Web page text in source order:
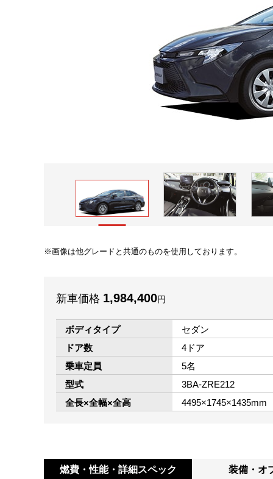
画像は他グレードと共通のものを使用しております。
新車価格 1,984,400円
ボディタイプ
セダン
ドア数
4ドア
乗車定員
5名
型式
3BA-ZRE212
全長×全幅×全高
4495×1745×1435mm
燃費・性能・ 詳細スペック 装備・オ